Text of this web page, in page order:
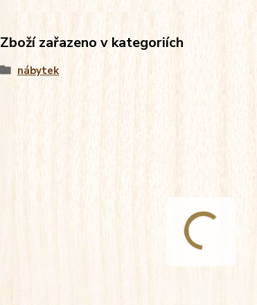
Zboží zařazeno v kategoriích
nábytek